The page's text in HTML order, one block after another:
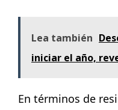
Lea también
iniciar el año,
En términos de